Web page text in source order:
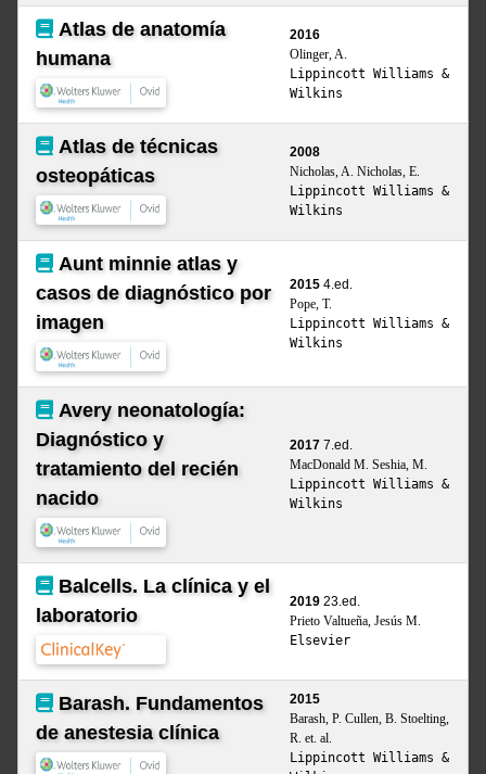
Atlas de anatomía
humana
2016
Olinger, A.
Lippincott Williams &
Wilkins
Atlas de técnicas
osteopáticas
2008
Nicholas, A. Nicholas, E.
Lippincott Williams &
Wilkins
Aunt minnie atlas y
casos de diagnóstico por
imagen
2015 4.ed.
Pope, T.
Lippincott Williams &
Wilkins
Avery neonatología:
Diagnóstico y
tratamiento del recién
nacido
2017 7.ed.
MacDonald M. Seshia, M.
Lippincott Williams &
Wilkins
Balcells. La clínica y el
laboratorio
2019 23.ed.
Prieto Valtueña, Jesús M.
Elsevier
Barash. Fundamentos
de anestesia clínica
2015
Barash, P. Cullen, B. Stoelting,
R. et. al.
Lippincott Williams &